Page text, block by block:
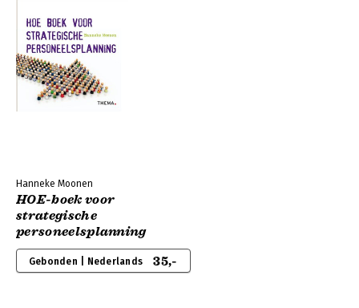
Hanneke Moonen
HOE-boek voor
strategische
personeelsplanning
Gebonden | Nederlands 35,-